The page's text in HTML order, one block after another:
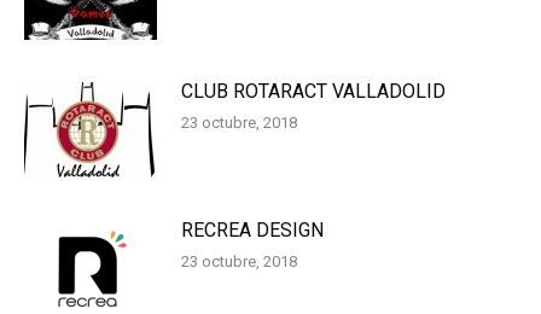
CLUB ROTARACT VALLADOLID
23 octubre, 2018
RECREA DESIGN
23 octubre, 2018